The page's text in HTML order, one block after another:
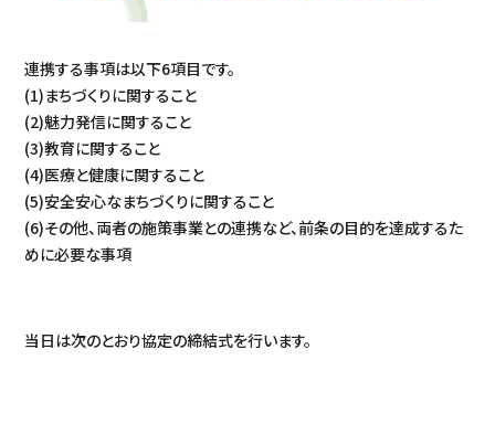
連携する事項は以下6項目です。
(1)まちづくりに関すること
(2)魅力発信に関すること
(3)教育に関すること
(4)医療と健康に関すること
(5)安全安心なまちづくりに関すること
(6)その他、両者の施策事業との連携など、前条の目的を達成するた
めに必要な事項
当日は次のとおり協定の締結式を行います。